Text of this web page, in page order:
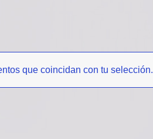
que coincidan con tu selección.